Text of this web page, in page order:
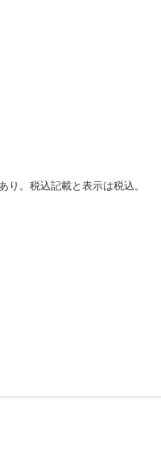
。税込記載と表示は税込。